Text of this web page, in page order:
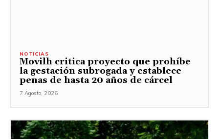
NOTICIAS
Movilh critica proyecto que prohíbe
la gestación subrogada y establece
penas de hasta 20 años de cárcel
7 Agosto, 2026